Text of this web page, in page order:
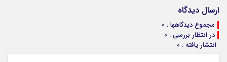
ارسال دیدگاه
مجموع دیدگاهها : 0
در انتظار بررسی : 0
انتشار یافته : 0